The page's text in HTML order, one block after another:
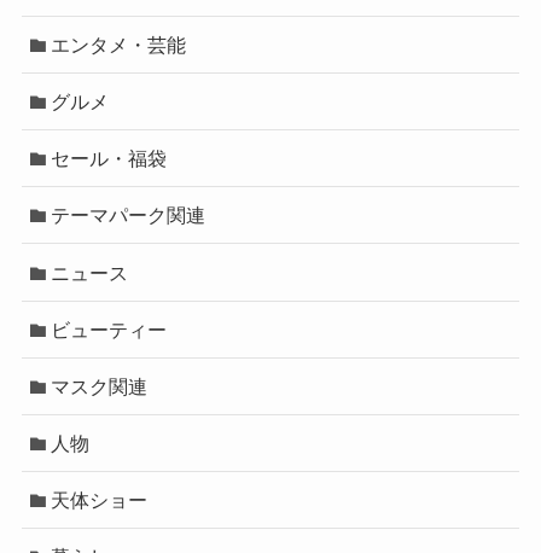
エンタメ・芸能
グルメ
セール・福袋
テーマパーク関連
ニュース
ビューティー
マスク関連
人物
天体ショー